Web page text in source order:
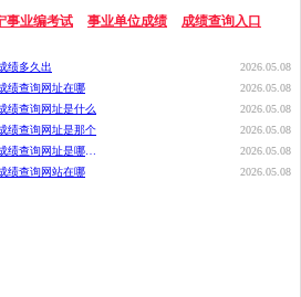
事业编考试 事业单位成绩 成绩查询入口
绩多久出
2026.05.08
绩查询网址在哪
2026.05.08
绩查询网址是什么
2026.05.08
绩查询网址是那个
2026.05.08
2026.05.08
绩查询网站在哪
2026.05.08